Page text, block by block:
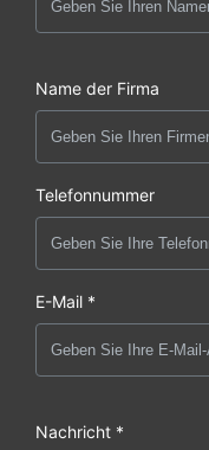
Name der Firma
Telefonnummer
E-Mail *
Nachricht *